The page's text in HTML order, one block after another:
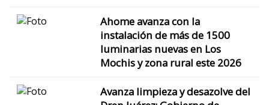
Ahome avanza con la
instalación de más de 1500
luminarias nuevas en Los
Mochis y zona rural este 2026
Avanza limpieza y desazolve del